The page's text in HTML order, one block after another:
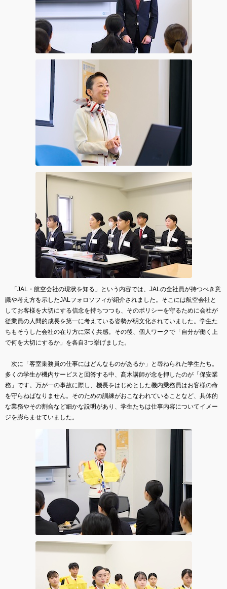
「JAL・航空会社の現状を知る」という内容では、JALの全社員が持つべき意
識や考え方を示したJALフォロソフィが紹介されました。そこには航空会社と
してお客様を大切にする信念を持ちつつも、そのポリシーを守るために会社が
従業員の人間的成長を第一に考えている姿勢が明文化されていました。学生た
ちもそうした会社の在り方に深く共感。その後、個人ワークで「自分が働く上
で何を大切にするか」を各自3つ挙げました。
次に「客室乗務員の仕事にはどんなものがあるか」と尋ねられた学生たち。
多くの学生が機内サービスと回答する中、髙木講師が念を押したのが「保安業
務」です。万が一の事故に際し、機長をはじめとした機内乗務員はお客様の命
を守らねばなりません。そのための訓練がおこなわれていることなど、具体的
な業務やその割合など細かな説明があり、学生たちは仕事内容についてイメー
ジを膨らませていました。